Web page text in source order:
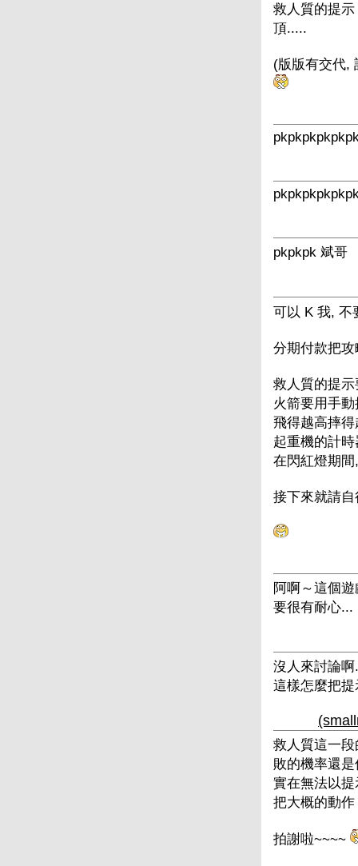
救人質的提
頂.....
(版版有交代,
pkpkpk 斌哥
可以 K 我, 不
分期付款把
救人質的提
火箭要用手
飛得越高摔
起重機的計
在閃紅燈期
接下來就請
阿啊～這個
要很有耐心...
沒人來討論
這樣怎麼把
救人質這一
敗的機率還
實在無法以
把大概的動
拍謝啦~~~~